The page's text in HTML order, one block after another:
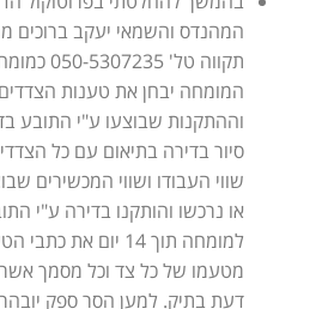
תקווה
המומחה יבחן את טענות
וההתקנות שבוצעו ע"י התובע
סיור בדירה בתיאום עם כל
שווי העבודו ושווי המכשירים
או נרכשו והותקנו בדירה ע"י
למומחה תוך 14 יום
מטעמו של כל צד וכל מסמך אשר
דעת בתיק. למען הסר ספק